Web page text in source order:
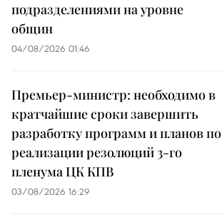
подразделениями на уровне
общин
04/08/2026 01:46
Премьер-министр: необходимо в
кратчайшие сроки завершить
разработку программ и планов по
реализации резолюций 3-го
пленума ЦК КПВ
03/08/2026 16:29